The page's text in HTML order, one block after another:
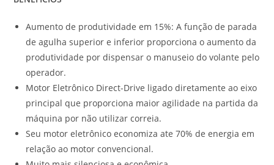
Aumento de produtividade em 15%: A função de parada
de agulha superior e inferior proporciona o aumento da
produtividade por dispensar o manuseio do volante pelo
operador.
Motor Eletrônico Direct-Drive ligado diretamente ao eixo
principal que proporciona maior agilidade na partida da
máquina por não utilizar correia.
Seu motor eletrônico economiza ate 70% de energia em
relação ao motor convencional.